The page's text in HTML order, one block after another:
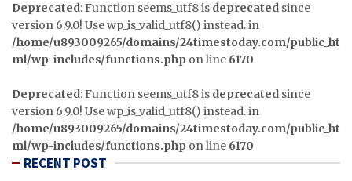
Deprecated: Function seems_utf8 is deprecated since
version 6.9.0! Use wp_is_valid_utf8() instead. in
/home/u893009265/domains/24timestoday.com/public_ht
ml/wp-includes/functions.php on line 6170
Deprecated: Function seems_utf8 is deprecated since
version 6.9.0! Use wp_is_valid_utf8() instead. in
/home/u893009265/domains/24timestoday.com/public_ht
ml/wp-includes/functions.php on line 6170
RECENT POST